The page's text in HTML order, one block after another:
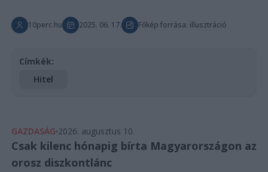
10perc.hu 2025. 06. 17. Főkép forrása: illusztráció
Címkék:
Hitel
GAZDASÁG 2026. augusztus 10.
Csak kilenc hónapig bírta Magyarországon az
orosz diszkontlánc